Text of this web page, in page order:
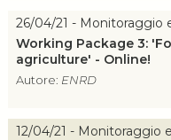
26/04/21 - Monitoraggio
Working Package 3:
agriculture' - Online!
Autore: ENRD
12/04/21 - Monitoraggio